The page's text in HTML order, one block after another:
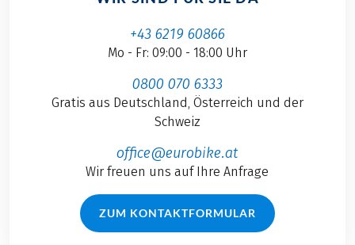
+43 6219 60866
Mo - Fr: 09:00 - 18:00 Uhr
0800 070 6333
Gratis aus Deutschland, Österreich und der
Schweiz
office@eurobike.at
Wir freuen uns auf Ihre Anfrage
ZUM KONTAKTFORMULAR